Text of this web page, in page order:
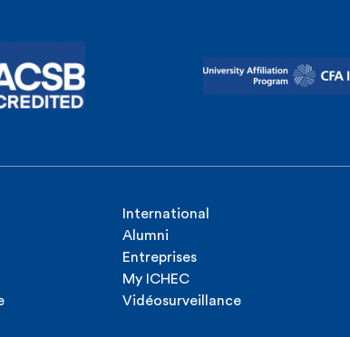
International
Alumni
Entreprises
My ICHEC
Vidéosurveillance